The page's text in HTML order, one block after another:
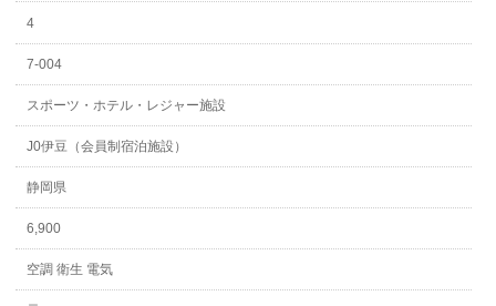
4
7-004
スポーツ・ホテル・レジャー施設
J0伊豆（会員制宿泊施設）
静岡県
6,900
空調 衛生 電気